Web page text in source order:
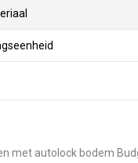
met autolock bodem